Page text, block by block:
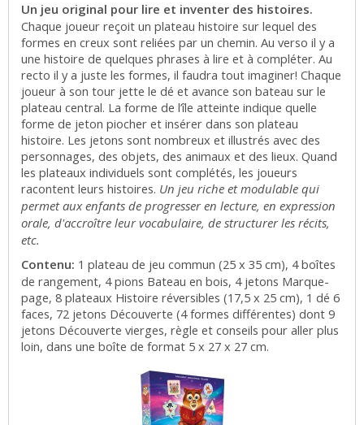
30,60 €
29,07 €
Ce produit n'est plus en stock.
The blah blah box
19,95 €
Un jeu original pour lire et inventer des histoires.
Chaque joueur reçoit un plateau histoire sur lequel des
formes en creux sont reliées par un chemin. Au verso il y a
une histoire de quelques phrases à lire et à compléter. Au
recto il y a juste les formes, il faudra tout imaginer! Chaque
joueur à son tour jette le dé et avance son bateau sur le
plateau central. La forme de l’île atteinte indique quelle
forme de jeton piocher et insérer dans son plateau
histoire. Les jetons sont nombreux et illustrés avec des
personnages, des objets, des animaux et des lieux. Quand
les plateaux individuels sont complétés, les joueurs
racontent leurs histoires. Un jeu riche et modulable qui
permet aux enfants de progresser en lecture, en expression
orale, d'accroître leur vocabulaire, de structurer les récits,
etc.
Contenu: 1 plateau de jeu commun (25 x 35 cm), 4 boîtes
de rangement, 4 pions Bateau en bois, 4 jetons Marque-
page, 8 plateaux Histoire réversibles (17,5 x 25 cm), 1 dé 6
faces, 72 jetons Découverte (4 formes différentes) dont 9
jetons Découverte vierges, règle et conseils pour aller plus
loin, dans une boîte de format 5 x 27 x 27 cm.